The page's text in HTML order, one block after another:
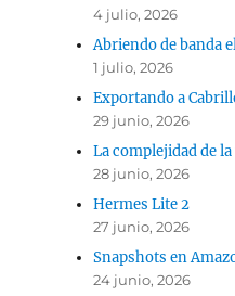
4 julio, 2026
Abriendo de banda
1 julio, 2026
Exportando a
29 junio, 2026
La complejidad de la
28 junio, 2026
Hermes Lite 2
27 junio, 2026
Snapshots en
24 junio, 2026